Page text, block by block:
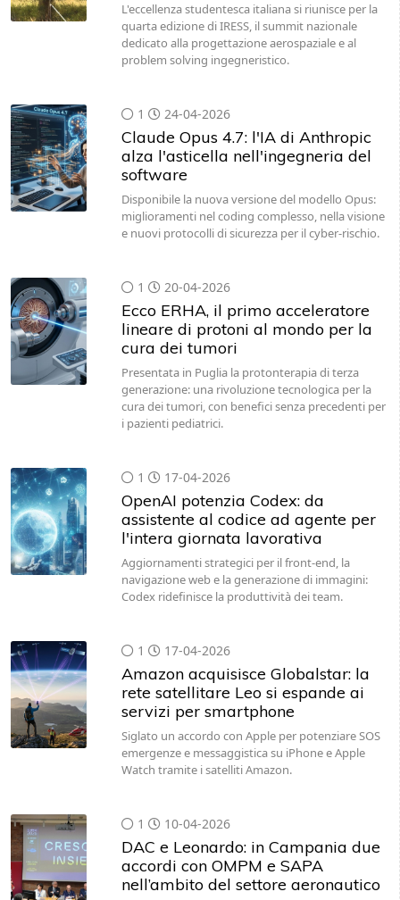
L'eccellenza studentesca italiana si riunisce per la
quarta edizione di IRESS, il summit nazionale
dedicato alla progettazione aerospaziale e al
problem solving ingegneristico.
1 24-04-2026
Claude Opus 4.7: l'IA di Anthropic
alza l'asticella nell'ingegneria del
software
Disponibile la nuova versione del modello Opus:
miglioramenti nel coding complesso, nella visione
e nuovi protocolli di sicurezza per il cyber-rischio.
1 20-04-2026
Ecco ERHA, il primo acceleratore
lineare di protoni al mondo per la
cura dei tumori
Presentata in Puglia la protonterapia di terza
generazione: una rivoluzione tecnologica per la
cura dei tumori, con benefici senza precedenti per
i pazienti pediatrici.
1 17-04-2026
OpenAI potenzia Codex: da
assistente al codice ad agente per
l'intera giornata lavorativa
Aggiornamenti strategici per il front-end, la
navigazione web e la generazione di immagini:
Codex ridefinisce la produttività dei team.
1 17-04-2026
Amazon acquisisce Globalstar: la
rete satellitare Leo si espande ai
servizi per smartphone
Siglato un accordo con Apple per potenziare SOS
emergenze e messaggistica su iPhone e Apple
Watch tramite i satelliti Amazon.
1 10-04-2026
DAC e Leonardo: in Campania due
accordi con OMPM e SAPA
nell’ambito del settore aeronautico